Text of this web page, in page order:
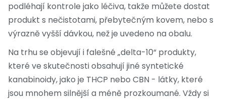
podléhají kontrole jako léčiva, takže můžete dostat
produkt s nečistotami, přebytečným kovem, nebo s
výrazně vyšší dávkou, než je uvedeno na obalu.
Na trhu se objevují i falešné „delta-10“ produkty,
které ve skutečnosti obsahují jiné syntetické
kanabinoidy, jako je THCP nebo CBN - látky, které
jsou mnohem silnější a méně prozkoumané. Vždy si